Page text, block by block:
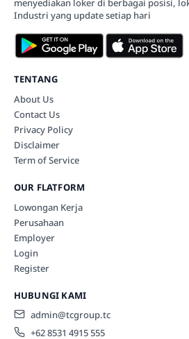
Industri yang update setiap hari
TENTANG
About Us
Contact Us
Privacy Policy
Disclaimer
Term of Service
OUR FLATFORM
Lowongan Kerja
Perusahaan
Employer
Login
Register
HUBUNGI KAMI
admin@tcgroup.tc
+62 8531 4915 555